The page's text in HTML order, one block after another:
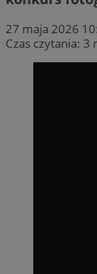
27 maja 2026
Czas czytania: 3